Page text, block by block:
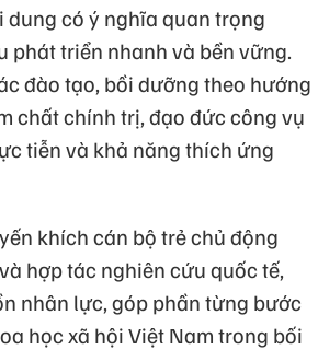
có ý nghĩa quan trọng
phát triển nhanh và bền vững.
đào tạo, bồi dưỡng theo hướng
chất chính trị, đạo đức công vụ
tiễn và khả năng thích ứng
khích cán bộ trẻ chủ động
hợp tác nghiên cứu quốc tế,
nhân lực, góp phần từng bước
học xã hội Việt Nam trong bối